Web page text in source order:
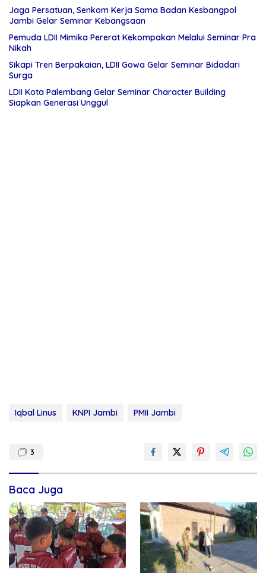
Jaga Persatuan, Senkom Kerja Sama Badan Kesbangpol
Jambi Gelar Seminar Kebangsaan
Pemuda LDII Mimika Pererat Kekompakan Melalui Seminar Pra
Nikah
Sikapi Tren Berpakaian, LDII Gowa Gelar Seminar Bidadari
Surga
LDII Kota Palembang Gelar Seminar Character Building
Siapkan Generasi Unggul
Iqbal Linus KNPI Jambi PMII Jambi
3
Baca Juga